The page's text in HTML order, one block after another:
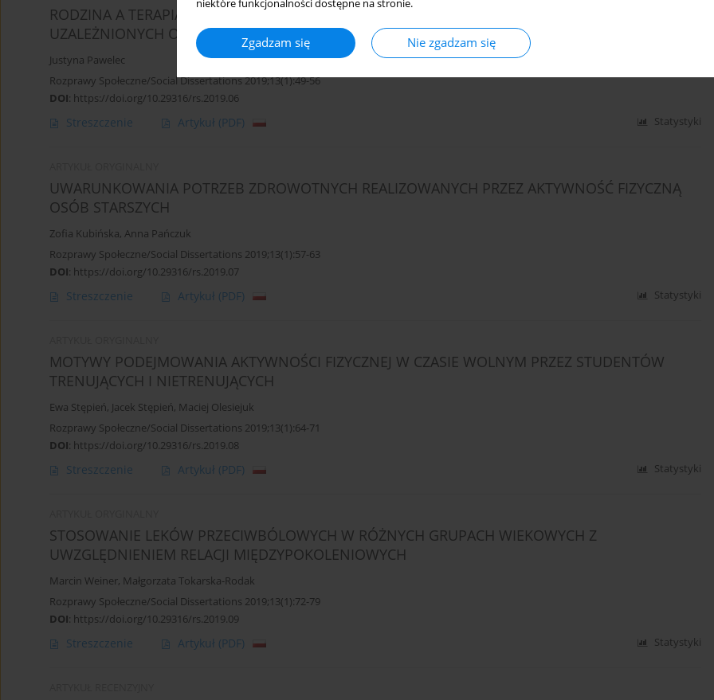
niektóre funkcjonalności dostępne na stronie.
Zgadzam się Nie zgadzam się
RODZINA A TERAPIA DZIECI NIEPEŁNOLETNICH W OŚRODKU REHABILITACJI DLA OSÓB
UZALEŻNIONYCH OD SUBSTANCJI PSYCHOAKTYWNYCH W PAŁĘGACH
Justyna Pawelec
Rozprawy Społeczne/Social Dissertations 2019;13(1):49-56
DOI: https://doi.org/10.29316/rs.2019.06
Streszczenie Artykuł (PDF) Statystyki
UWARUNKOWANIA POTRZEB ZDROWOTNYCH REALIZOWANYCH PRZEZ AKTYWNOŚĆ FIZYCZNĄ
OSÓB STARSZYCH
Zofia Kubińska, Anna Pańczuk
Rozprawy Społeczne/Social Dissertations 2019;13(1):57-63
DOI: https://doi.org/10.29316/rs.2019.07
Streszczenie Artykuł (PDF) Statystyki
MOTYWY PODEJMOWANIA AKTYWNOŚCI FIZYCZNEJ W CZASIE WOLNYM PRZEZ STUDENTÓW
TRENUJĄCYCH I NIETRENUJĄCYCH
Ewa Stępień, Jacek Stępień, Maciej Olesiejuk
Rozprawy Społeczne/Social Dissertations 2019;13(1):64-71
DOI: https://doi.org/10.29316/rs.2019.08
Streszczenie Artykuł (PDF) Statystyki
STOSOWANIE LEKÓW PRZECIWBÓLOWYCH W RÓŻNYCH GRUPACH WIEKOWYCH Z
UWZGLĘDNIENIEM RELACJI MIĘDZYPOKOLENIOWYCH
Marcin Weiner, Małgorzata Tokarska-Rodak
Rozprawy Społeczne/Social Dissertations 2019;13(1):72-79
DOI: https://doi.org/10.29316/rs.2019.09
Streszczenie Artykuł (PDF) Statystyki